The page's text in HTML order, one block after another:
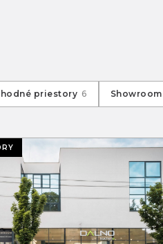
priestory 6 Showroom